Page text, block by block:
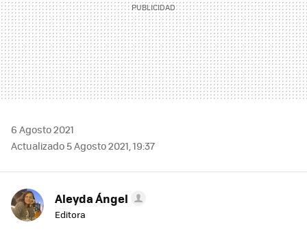
6 Agosto 2021
Actualizado 5 Agosto 2021, 19:37
Aleyda Ángel
Editora